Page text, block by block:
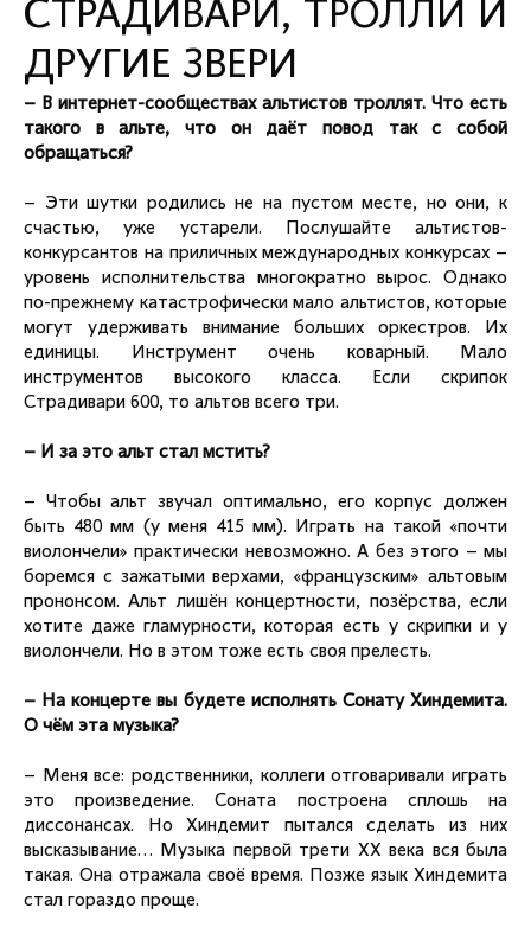
СТРАДИВАРИ, ТРОЛЛИ И
ДРУГИЕ ЗВЕРИ
– В интернет-сообществах альтистов троллят. Что есть
такого в альте, что он даёт повод так с собой
обращаться?
– Эти шутки родились не на пустом месте, но они, к
счастью, уже устарели. Послушайте альтистов-
конкурсантов на приличных международных конкурсах –
уровень исполнительства многократно вырос. Однако
по-прежнему катастрофически мало альтистов, которые
могут удерживать внимание больших оркестров. Их
единицы. Инструмент очень коварный. Мало
инструментов высокого класса. Если скрипок
Страдивари 600, то альтов всего три.
– И за это альт стал мстить?
– Чтобы альт звучал оптимально, его корпус должен
быть 480 мм (у меня 415 мм). Играть на такой «почти
виолончели» практически невозможно. А без этого – мы
боремся с зажатыми верхами, «французским» альтовым
прононсом. Альт лишён концертности, позёрства, если
хотите даже гламурности, которая есть у скрипки и у
виолончели. Но в этом тоже есть своя прелесть.
– На концерте вы будете исполнять Сонату Хиндемита.
О чём эта музыка?
– Меня все: родственники, коллеги отговаривали играть
это произведение. Соната построена сплошь на
диссонансах. Но Хиндемит пытался сделать из них
высказывание... Музыка первой трети ХХ века вся была
такая. Она отражала своё время. Позже язык Хиндемита
стал гораздо проще.